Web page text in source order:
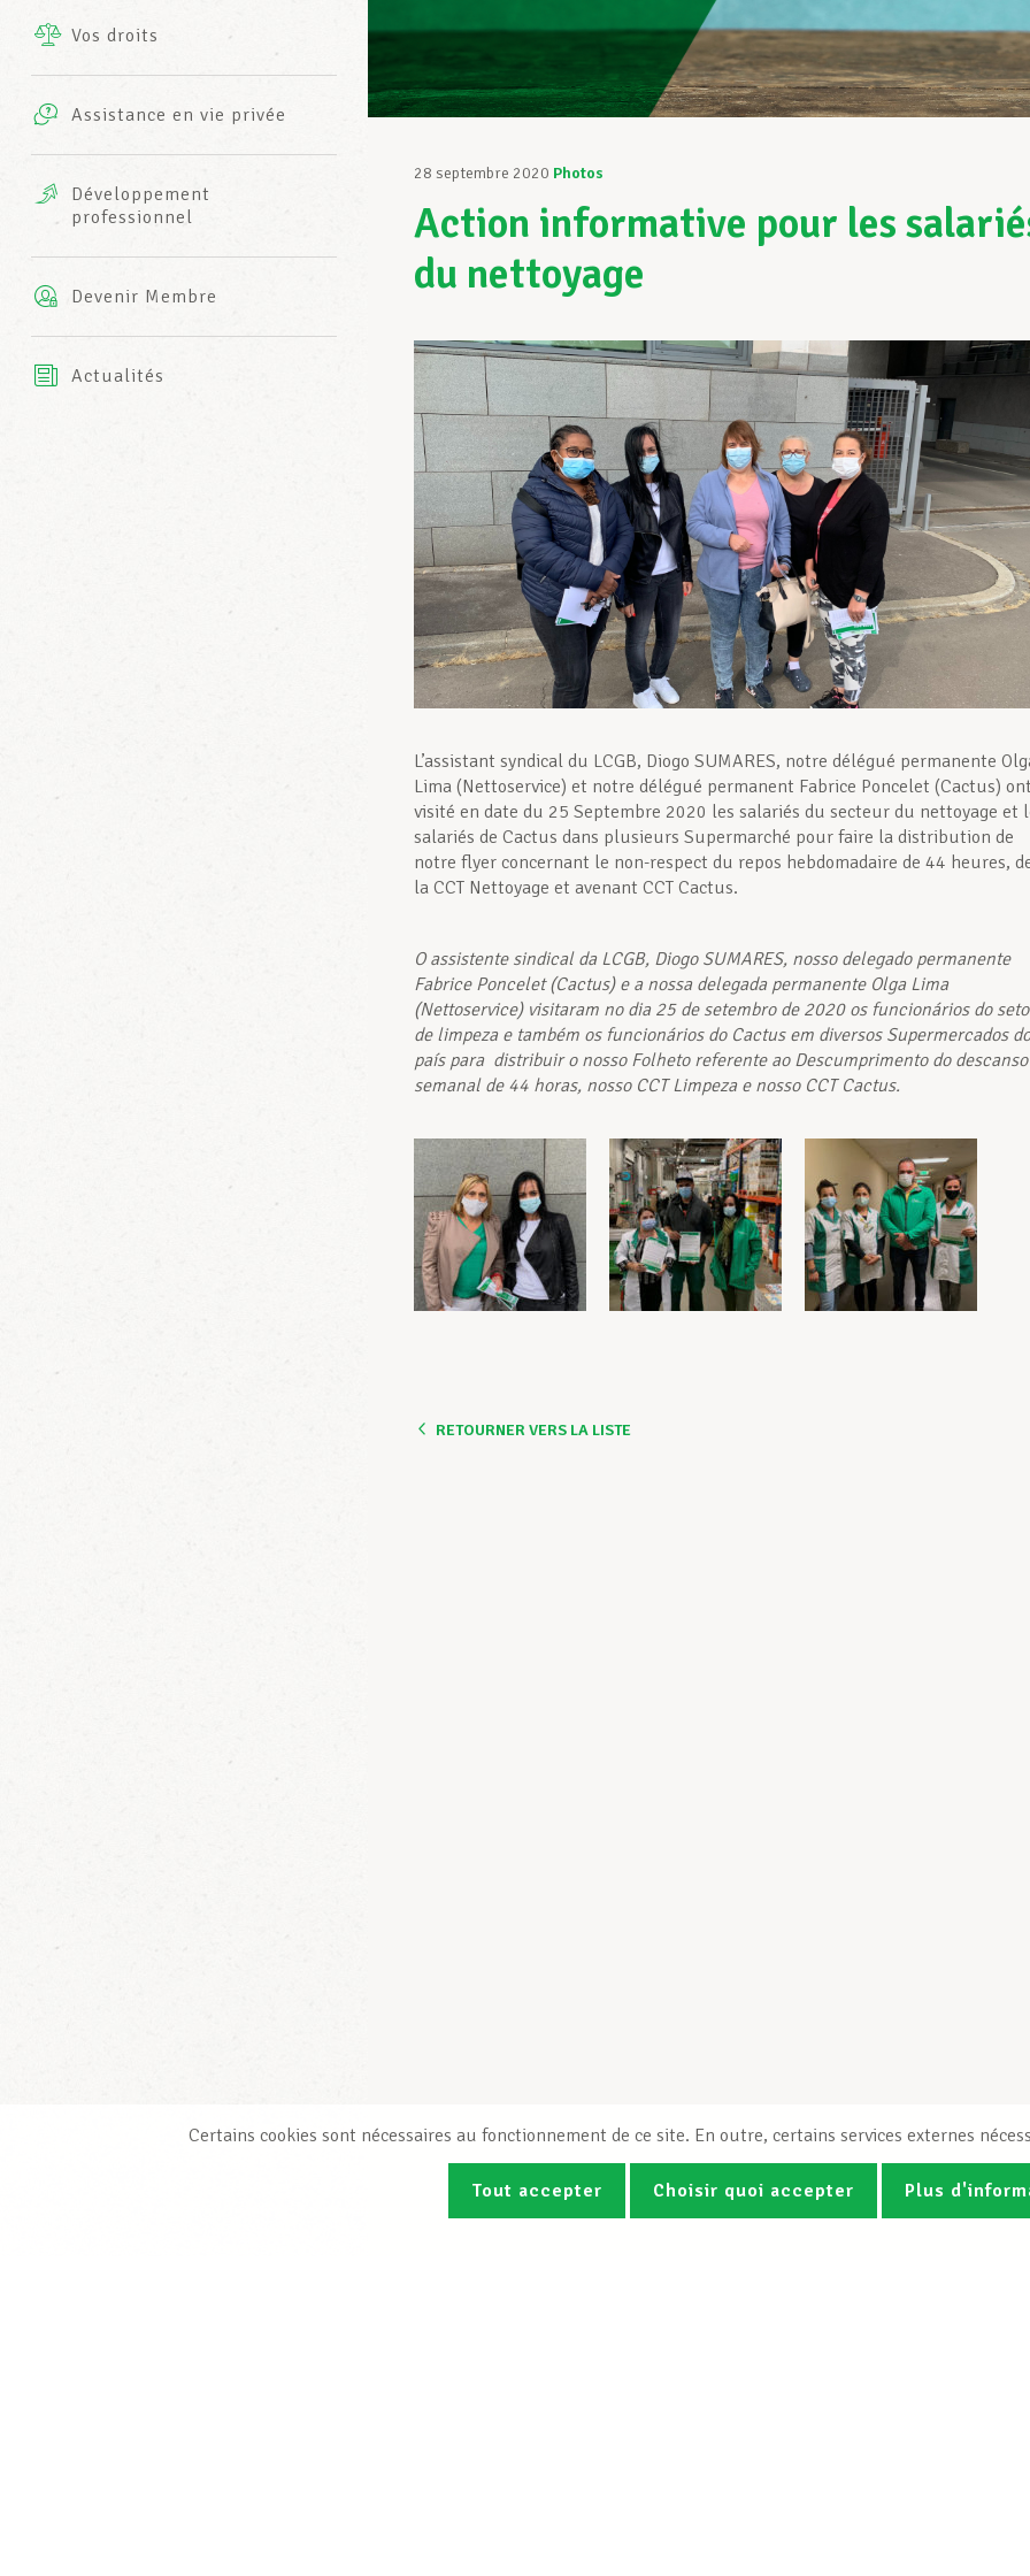
INFO-CENTER
Vos droits
Assistance en vie privée
complémentaires
AXA
Développement
professionnel
Devenir Membre
Actualités
28 septembre 2020 Photos
Action informative pour les
du nettoyage
L’assistant syndical du LCGB, Diogo SUMARES, notre délégué permanente
Lima (Nettoservice) et notre délégué permanent Fabrice Poncelet (Cactus)
visité en date du 25 Septembre 2020 les salariés du secteur du nettoyage et
salariés de Cactus dans plusieurs Supermarché pour faire la distribution de
notre flyer concernant le non-respect du repos hebdomadaire de 44 heures,
la CCT Nettoyage et avenant CCT Cactus.
O assistente sindical da LCGB, Diogo SUMARES, nosso delegado permanente
Fabrice Poncelet (Cactus) e a nossa delegada permanente Olga Lima
(Nettoservice) visitaram no dia 25 de setembro de 2020 os funcionários do
de limpeza e também os funcionários do Cactus em diversos Supermercados do
país para distribuir o nosso Folheto referente ao Descumprimento do descanso
semanal de 44 horas, nosso CCT Limpeza e nosso CCT Cactus.
RETOURNER VERS LA LISTE
Certains cookies sont nécessaires au fonctionnement de ce site. En outre, certains services externes
Tout accepter Choisir quoi accepter Plus